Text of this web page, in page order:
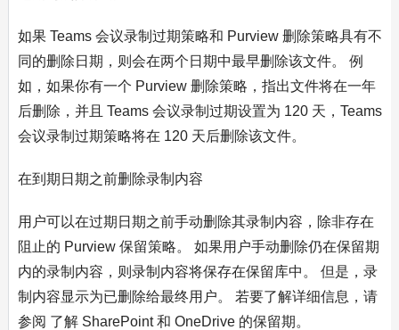
如果 Teams 会议录制过期策略和 Purview 删除策略具有不
同的删除日期，则会在两个日期中最早删除该文件。 例
如，如果你有一个 Purview 删除策略，指出文件将在一年
后删除，并且 Teams 会议录制过期设置为 120 天，Teams
会议录制过期策略将在 120 天后删除该文件。
在到期日期之前删除录制内容
用户可以在过期日期之前手动删除其录制内容，除非存在
阻止的 Purview 保留策略。 如果用户手动删除仍在保留期
内的录制内容，则录制内容将保存在保留库中。 但是，录
制内容显示为已删除给最终用户。 若要了解详细信息，请
参阅 了解 SharePoint 和 OneDrive 的保留期。